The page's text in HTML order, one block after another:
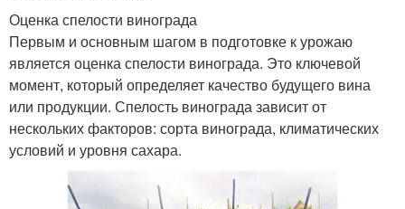
Оценка спелости винограда
Первым и основным шагом в подготовке к урожаю
является оценка спелости винограда. Это ключевой
момент, который определяет качество будущего вина
или продукции. Спелость винограда зависит от
нескольких факторов: сорта винограда, климатических
условий и уровня сахара.